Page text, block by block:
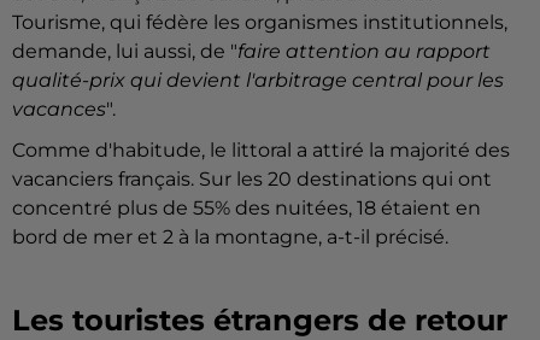
Tourisme, qui fédère les organismes institutionnels,
demande, lui aussi, de "faire attention au rapport
qualité-prix qui devient l'arbitrage central pour les
vacances".
Comme d'habitude, le littoral a attiré la majorité des
vacanciers français. Sur les 20 destinations qui ont
concentré plus de 55% des nuitées, 18 étaient en
bord de mer et 2 à la montagne, a-t-il précisé.
Les touristes étrangers de retour